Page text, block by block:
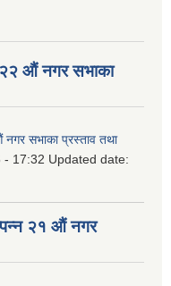
औं नगर सभाका
सभाका प्रस्ताव तथा
- 17:32 Updated date:
२१ औं नगर